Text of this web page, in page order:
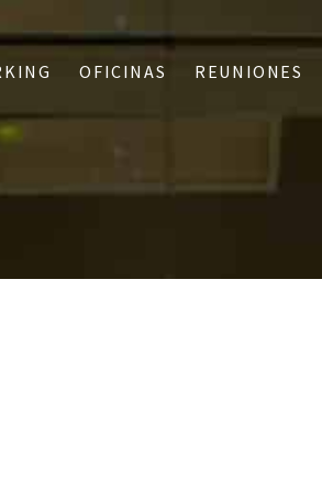
OFICINAS REUNIONES